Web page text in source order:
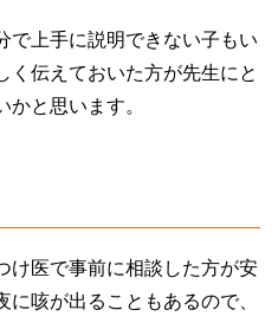
で上手に説明できない子もい
く伝えておいた方が先生にと
かと思います。
け医で事前に相談した方が安
咳が出ることもあるので、